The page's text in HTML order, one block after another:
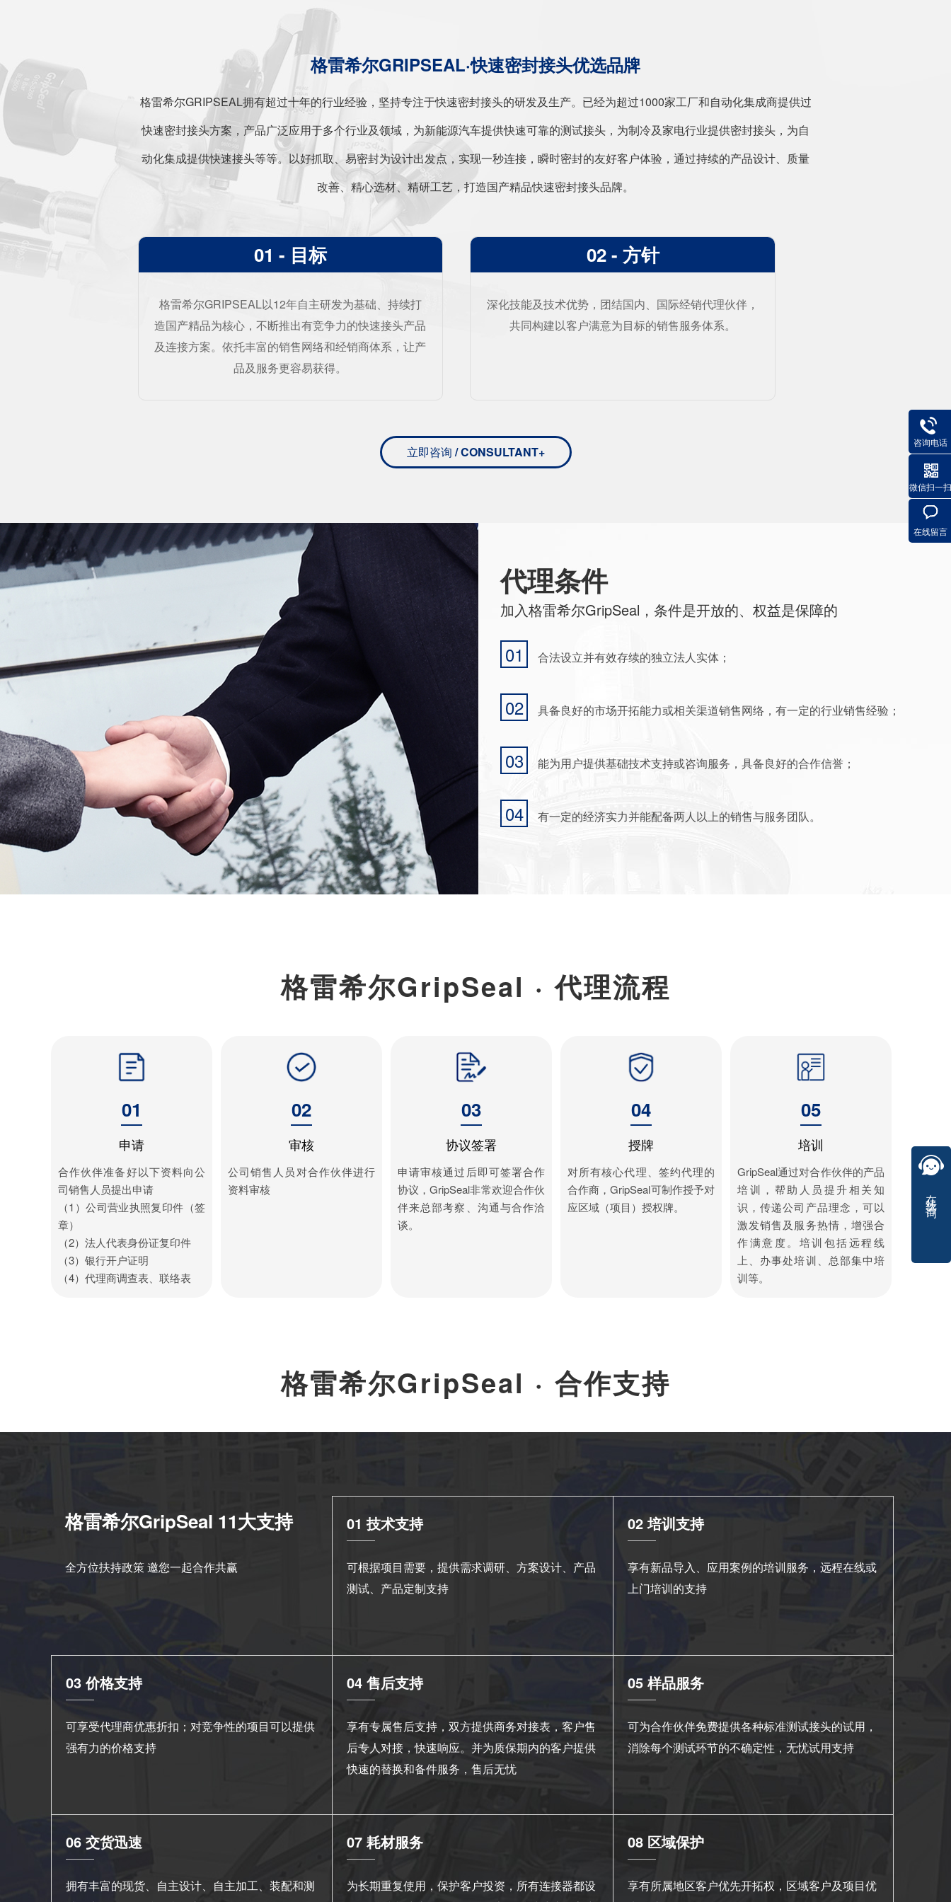
格雷希尔GRIPSEAL·快速密封接头优选品牌
格雷希尔GRIPSEAL拥有超过十年的行业经验，坚持专注于快速密封接头的研发及生产。已经为超过1000家工厂和自动化集成商提供过
快速密封接头方案，产品广泛应用于多个行业及领域，为新能源汽车提供快速可靠的测试接头，为制冷及家电行业提供密封接头，为自
动化集成提供快速接头等等。以好抓取、易密封为设计出发点，实现一秒连接，瞬时密封的友好客户体验，通过持续的产品设计、质量
改善、精心选材、精研工艺，打造国产精品快速密封接头品牌。
01 - 目标
格雷希尔GRIPSEAL以12年自主研发为基础、持续打
造国产精品为核心，不断推出有竞争力的快速接头产品
及连接方案。依托丰富的销售网络和经销商体系，让产
品及服务更容易获得。
02 - 方针
深化技能及技术优势，团结国内、国际经销代理伙伴，
共同构建以客户满意为目标的销售服务体系。
立即咨询 / CONSULTANT+
代理条件
加入格雷希尔GripSeal，条件是开放的、权益是保障的
01 合法设立并有效存续的独立法人实体；
02 具备良好的市场开拓能力或相关渠道销售网络，有一定的行业销售经验；
03 能为用户提供基础技术支持或咨询服务，具备良好的合作信誉；
04 有一定的经济实力并能配备两人以上的销售与服务团队。
格雷希尔GripSeal · 代理流程
01
申请
合作伙伴准备好以下资料向公
司销售人员提出申请
（1）公司营业执照复印件（签
章）
（2）法人代表身份证复印件
（3）银行开户证明
（4）代理商调查表、联络表
02
审核
公司销售人员对合作伙伴进行
资料审核
03
协议签署
申请审核通过后即可签署合作
协议，GripSeal非常欢迎合作伙
伴来总部考察、沟通与合作洽
谈。
04
授牌
对所有核心代理、签约代理的
合作商，GripSeal可制作授予对
应区域（项目）授权牌。
05
培训
GripSeal通过对合作伙伴的产品
培训，帮助人员提升相关知
识，传递公司产品理念，可以
激发销售及服务热情，增强合
作满意度。培训包括远程线
上、办事处培训、总部集中培
训等。
格雷希尔GripSeal · 合作支持
格雷希尔GripSeal 11大支持
全方位扶持政策 邀您一起合作共赢
01 技术支持
可根据项目需要，提供需求调研、方案设计、产品
测试、产品定制支持
02 培训支持
享有新品导入、应用案例的培训服务，远程在线或
上门培训的支持
03 价格支持
可享受代理商优惠折扣；对竞争性的项目可以提供
强有力的价格支持
04 售后支持
享有专属售后支持，双方提供商务对接表，客户售
后专人对接，快速响应。并为质保期内的客户提供
快速的替换和备件服务，售后无忧
05 样品服务
可为合作伙伴免费提供各种标准测试接头的试用，
消除每个测试环节的不确定性，无忧试用支持
06 交货迅速
拥有丰富的现货、自主设计、自主加工、装配和测
07 耗材服务
为长期重复使用，保护客户投资，所有连接器都设
08 区域保护
享有所属地区客户优先开拓权，区域客户及项目优
咨询电话
微信扫一扫
在线留言
在线咨询